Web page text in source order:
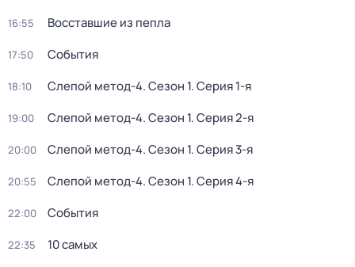
16:55 Восставшие из пепла
17:50 События
18:10 Слепой метод-4. Сезон 1. Серия 1-я
19:00 Слепой метод-4. Сезон 1. Серия 2-я
20:00 Слепой метод-4. Сезон 1. Серия 3-я
20:55 Слепой метод-4. Сезон 1. Серия 4-я
22:00 События
22:35 10 самых